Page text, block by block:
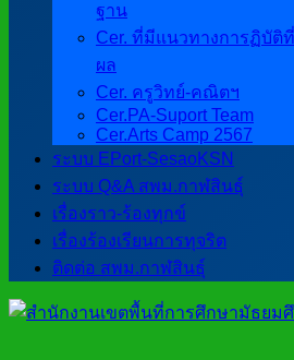
ฐาน
Cer. ที่มีแนวทางการฏิบัติ
ผล
Cer. ครูวิทย์-คณิตฯ
Cer.PA-Suport Team
Cer.Arts Camp 2567
ระบบ EPort-SesaoKSN
ระบบ Q&A สพม.กาฬสินธุ์
เรื่องราว-ร้องทุกข์
เรื่องร้องเรียนการทุจริต
ติดต่อ สพม.กาฬสินธุ์